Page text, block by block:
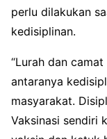
perlu dilakukan
kedisiplinan.
“Lurah dan
antaranya
masyarakat.
Vaksinasi sendiri